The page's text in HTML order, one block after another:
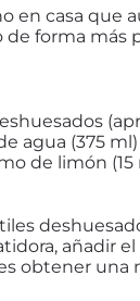
en casa que
de forma más
agua (375 ml)
de limón (15
añadir
obtener una